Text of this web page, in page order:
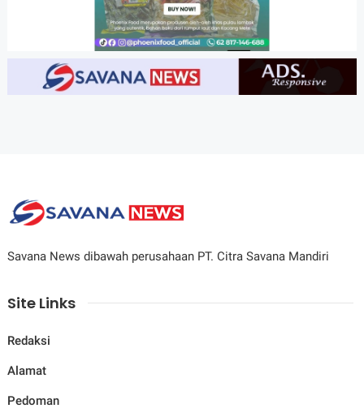
Savana News dibawah perusahaan PT. Citra Savana Mandiri
Site Links
Redaksi
Alamat
Pedoman